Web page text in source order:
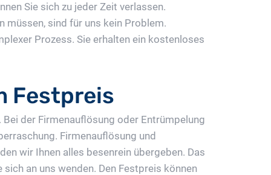
Sie sich zu jeder Zeit verlassen.
müssen, sind für uns kein Problem.
Prozess. Sie erhalten ein kostenloses
Festpreis
der Firmenauflösung oder Entrümpelung
Firmenauflösung und
wir Ihnen alles besenrein übergeben. Das
an uns wenden. Den Festpreis können